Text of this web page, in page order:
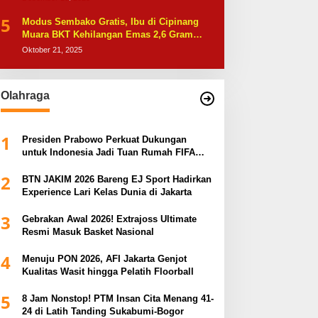
5
Modus Sembako Gratis, Ibu di Cipinang
Muara BKT Kehilangan Emas 2,6 Gram
Usai Dihipnotis
Oktober 21, 2025
Olahraga
1
Presiden Prabowo Perkuat Dukungan
untuk Indonesia Jadi Tuan Rumah FIFA
Piala Dunia 2030
2
BTN JAKIM 2026 Bareng EJ Sport Hadirkan
Experience Lari Kelas Dunia di Jakarta
3
Gebrakan Awal 2026! Extrajoss Ultimate
Resmi Masuk Basket Nasional
4
Menuju PON 2026, AFI Jakarta Genjot
Kualitas Wasit hingga Pelatih Floorball
5
8 Jam Nonstop! PTM Insan Cita Menang 41-
24 di Latih Tanding Sukabumi-Bogor